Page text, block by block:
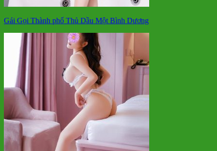
Gái Gọi Thành phố Thủ Dầu Một Bình Dương